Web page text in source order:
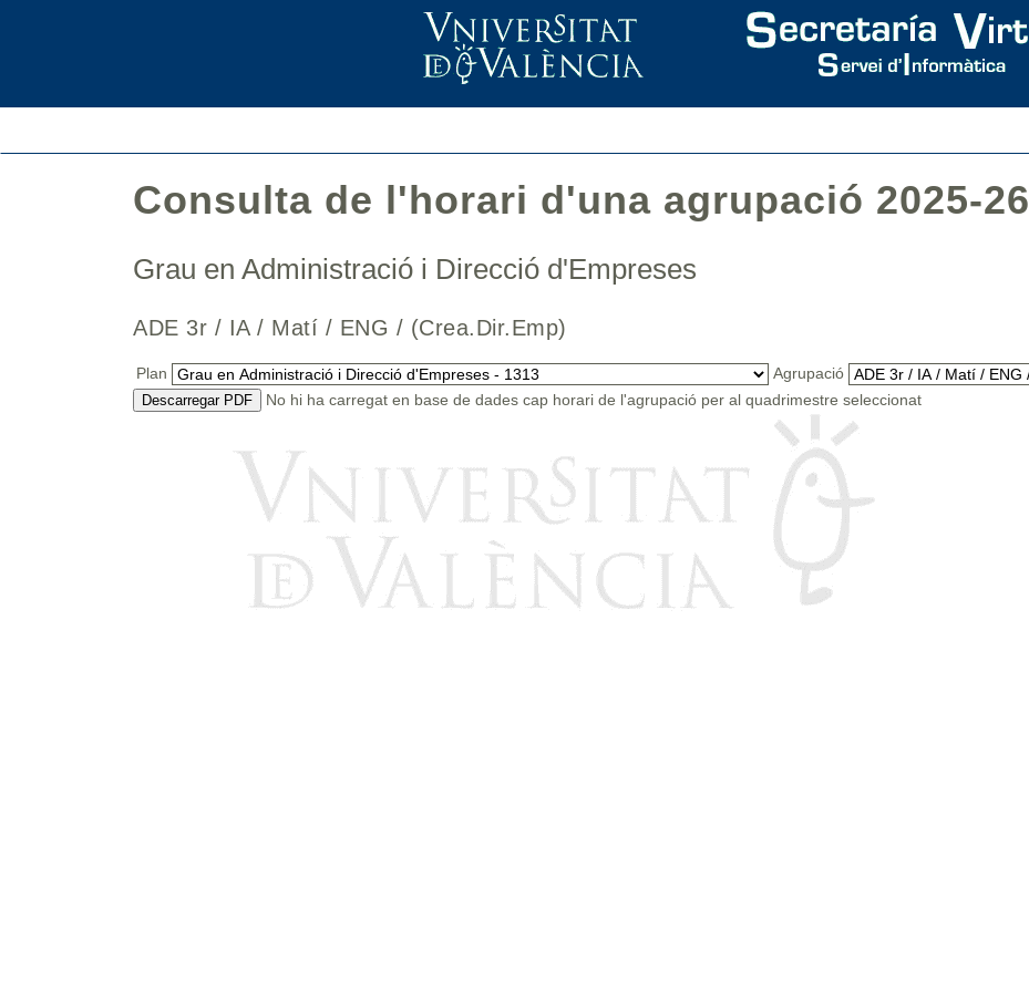
Consulta de l'horari d'una agrupació 2025-26
Grau en Administració i Direcció d'Empreses
ADE 3r / IA / Matí / ENG / (Crea.Dir.Emp)
Plan Agrupació
Descarregar PDF No hi ha carregat en base de dades cap horari de l'agrupació per al quadrimestre seleccionat